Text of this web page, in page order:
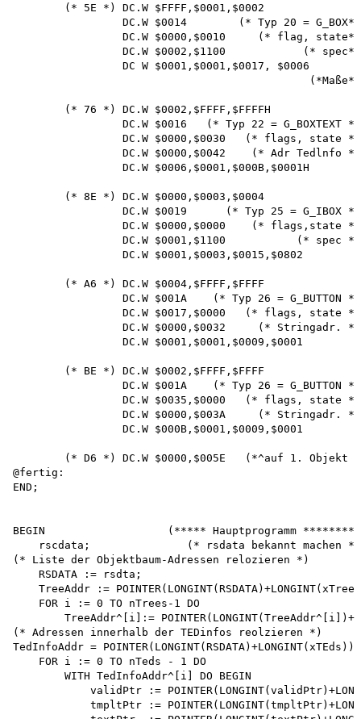
        (* 5E *) DC.W $FFFF,$0001,$0002
                 DC.W $0014        (* Typ 20 = G_BOX*)
                 DC.W $0000,$0010     (* flag, state*)
                 DC.W $0002,$1100            (* spec*)
                 DC W $0001,$0001,$0017, $0006
                                              (*Maße*)
        (* 76 *) DC.W $0002,$FFFF,$FFFFH
                 DC.W $0016   (* Typ 22 = G_BOXTEXT *)
                 DC.W $0000,$0030   (* flags, state *)
                 DC.W $0000,$0042    (* Adr Tedlnfo *)
                 DC.W $0006,$0001,$000B,$0001H
        (* 8E *) DC.W $0000,$0003,$0004
                 DC.W $0019      (* Typ 25 = G_IBOX *)
                 DC.W $0000,$0000    (* flags,state *)
                 DC.W $0001,$1100           (* spec *)
                 DC.W $0001,$0003,$0015,$0802
        (* A6 *) DC.W $0004,$FFFF,$FFFF
                 DC.W $001A    (* Typ 26 = G_BUTTON *)
                 DC.W $0017,$0000   (* flags, state *)
                 DC.W $0000,$0032     (* Stringadr. *)
                 DC.W $0001,$0001,$0009,$0001
        (* BE *) DC.W $0002,$FFFF,$FFFF
                 DC.W $001A    (* Typ 26 = G_BUTTON *)
                 DC.W $0035,$0000   (* flags, state *)
                 DC.W $0000,$003A     (* Stringadr. *)
                 DC.W $000B,$0001,$0009,$0001
(* D6 *) DC.W $0000,$005E   (*^auf 1. Objekt
@fertig:
END;
BEGIN                   (***** Hauptprogramm ********)
    rscdata;               (* rsdata bekannt machen *)
(* Liste der Objektbaum-Adressen relozieren *)
    RSDATA := rsdta;
TreeAddr :=
    FOR i := 0 TO nTrees-1 DO
TreeAddr^[i]:=
(* Adressen innerhalb der TEDinfos reolzieren *)
TedInfoAddr = POINTER(LONGINT(RSDATA)+LONGINT(xTEds));
    FOR i := 0 TO nTeds - 1 DO
        WITH TedInfoAddr^[i] DO BEGIN
validPtr :=
tmpltPtr :=